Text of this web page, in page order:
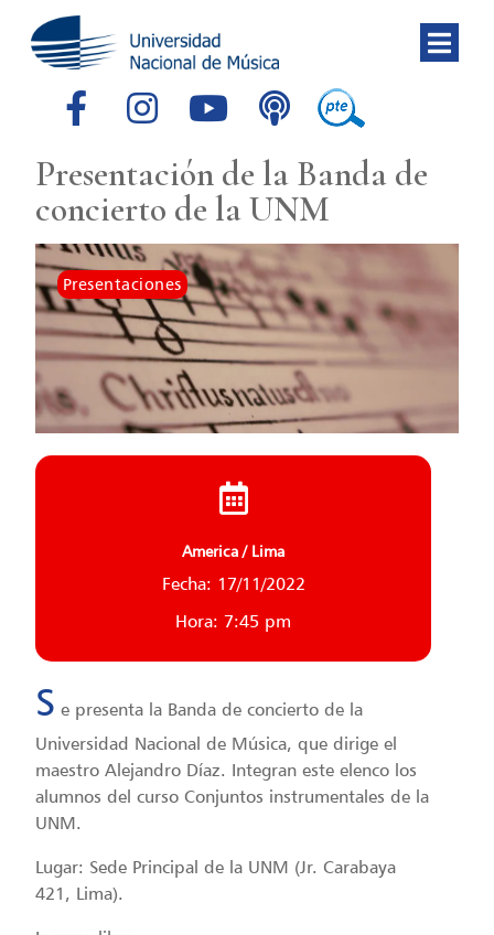
Presentación de la Banda de
concierto de la UNM
Presentaciones
America / Lima
Fecha: 17/11/2022
Hora: 7:45 pm
S e presenta la Banda de concierto de la
Universidad Nacional de Música, que dirige el
maestro Alejandro Díaz. Integran este elenco los
alumnos del curso Conjuntos instrumentales de la
UNM.
Lugar: Sede Principal de la UNM (Jr. Carabaya
421, Lima).